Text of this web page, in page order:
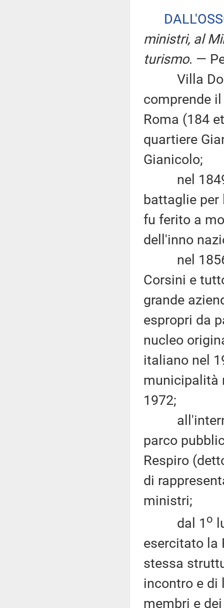
ministri, al
turismo. —
Villa Doria
comprende
Roma (184
quartiere
Gianicolo;
nel 1849
battaglie per
fu ferito a
dell'inno
nel 1856
Corsini e
grande
espropri da
nucleo
italiano nel
municipalità
1972;
all'interno
parco
Respiro
di
ministri;
dal 1 o
esercitato la
stessa
incontro e di
membri e